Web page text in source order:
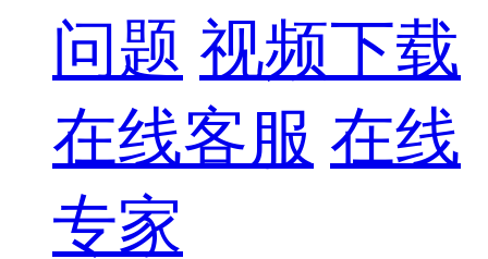
问题 视频下载
在线客服 在线
专家